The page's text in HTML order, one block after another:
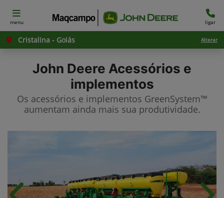
menu ligar
Cristalina - Goiás Alterar
John Deere Acessórios e
implementos
Os acessórios e implementos GreenSystem™
aumentam ainda mais sua produtividade.​